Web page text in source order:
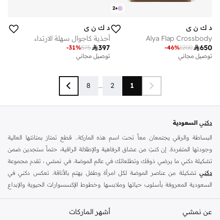
+
2
د ك ن ي
Alya Flap Crossbody
650
1200
-46%
توصيل مجاني
د ك ن ي
أحذية كاجوال سهلة الارتداء
397
575
-31%
توصيل مجاني
1
2
...
8
دكني السعودية
البساطة والرقي يجتمعان معاً تحت اسم هذه الماركة.. قطع تمتاز بمتانتها العالية
وجودتها المتفردة. إن كنتِ من عشاق الرفاهية والإطلالة الراقية، حتماً ستجدين ضمن
تشكيلة دكني ما يرضي ذوقك وتطلعاتك في عالم الموضة. في نمشي ، تقدم مجموعة
دكني تشكيلة من عناصر الموضة لكل امرأة وطفل يهتم بالأناقة. تعكس دكني في
السعودية المعروفة بأسلوب حياتها وملابسها وخطوط الإكسسوارات الحيوية والإبداع
شنط دكني
عن نمشي أشهر الماركات